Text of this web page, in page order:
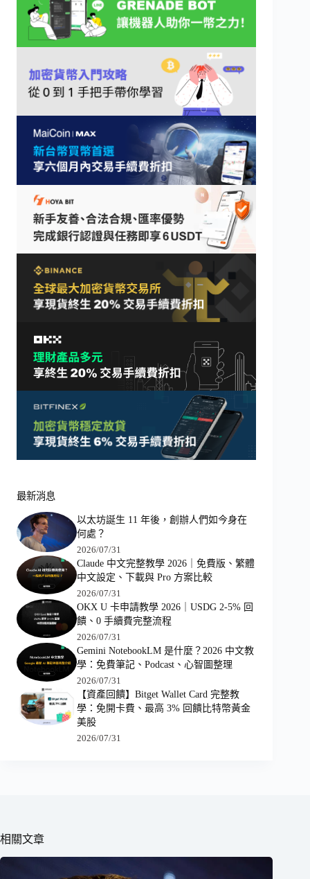
最新消息
以太坊誕生 11 年後，創辦人們如今身在
何處？
2026/07/31
Claude 中文完整教學 2026｜免費版、繁體
中文設定、下載與 Pro 方案比較
2026/07/31
OKX U 卡申請教學 2026｜USDG 2-5% 回
饋、0 手續費完整流程
2026/07/31
Gemini NotebookLM 是什麼？2026 中文教
學：免費筆記、Podcast、心智圖整理
2026/07/31
【資產回饋】Bitget Wallet Card 完整教
學：免開卡費、最高 3% 回饋比特幣黃金
美股
2026/07/31
相關文章